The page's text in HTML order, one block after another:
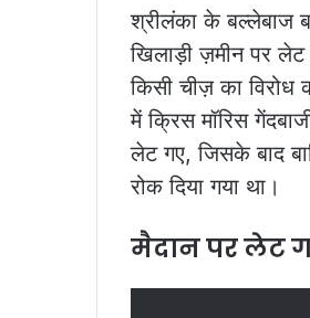
श्रीलंका के बल्लेबाज
खिलाड़ी ज़मीन पर
किसी चीज़ का
में क्रिस मॉरिस
लेट गए, जिसके बाद
रोक दिया गया था।
मैदान पर लेट